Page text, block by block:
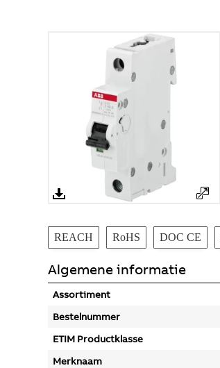
REACH RoHS DOC CE
Algemene informatie
Assortiment
Bestelnummer
ETIM Productklasse
Merknaam